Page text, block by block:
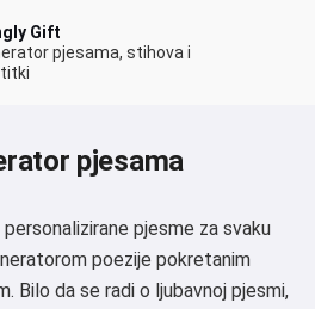
Gift
pjesama, stihova i
pjesama
pjesme za svaku
poezije pokretanim
Bilo da se radi o ljubavnoj pjesmi,